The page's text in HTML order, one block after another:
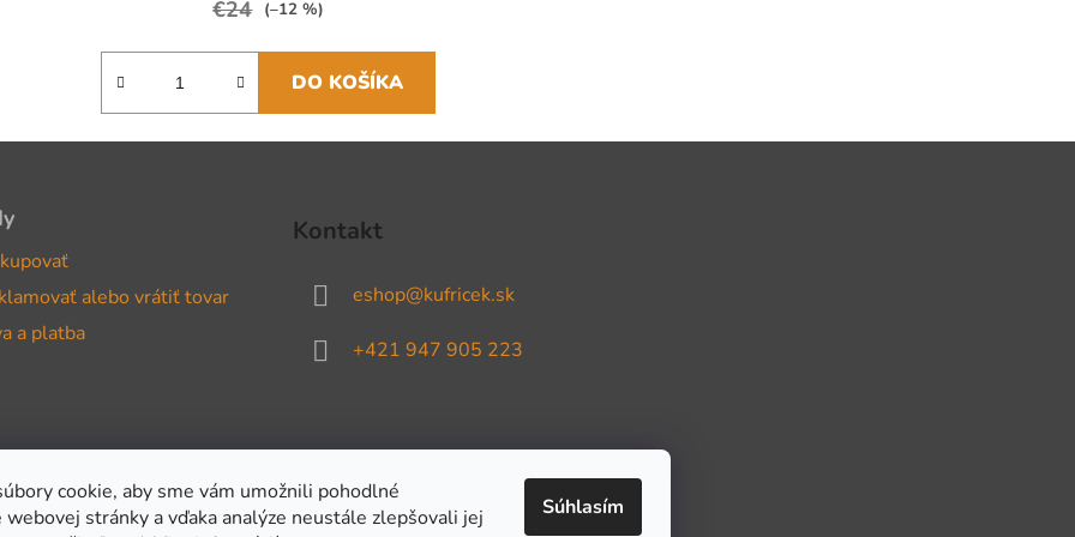
cookie, aby sme vám umožnili pohodlné
webovej stránky a vďaka analýze neustále zlepšovali jej
Súhlasím
€24 (–12 %)
DO KOŠÍKA
alebo vrátiť tovar
a platba
Kontakt
eshop@kufricek.sk
+421 947 905 223